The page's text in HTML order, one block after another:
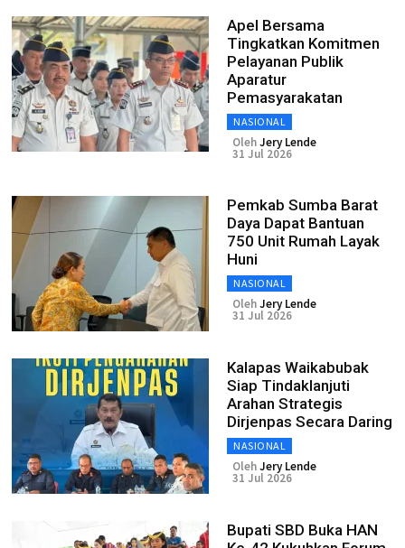
Apel Bersama
Tingkatkan Komitmen
Pelayanan Publik
Aparatur
Pemasyarakatan
NASIONAL
OlehJery Lende
31 Jul 2026
Pemkab Sumba Barat
Daya Dapat Bantuan
750 Unit Rumah Layak
Huni
NASIONAL
OlehJery Lende
31 Jul 2026
Kalapas Waikabubak
Siap Tindaklanjuti
Arahan Strategis
Dirjenpas Secara Daring
NASIONAL
OlehJery Lende
31 Jul 2026
Bupati SBD Buka HAN